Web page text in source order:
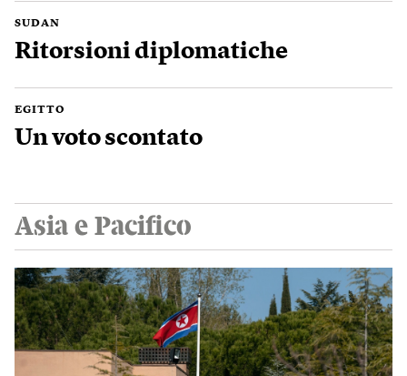
SUDAN
Ritorsioni diplomatiche
EGITTO
Un voto scontato
Asia e Pacifico